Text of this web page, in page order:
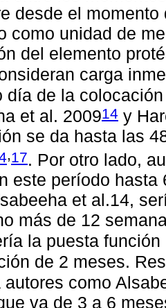
desde el
como unidad de
del elemento
carga
día de la
et al. 200914 y
se da hasta las
,17. Por otro lado,
este período
et al.14,
más de 12
la puesta
de 2 meses.
autores como
va de 3 a 6